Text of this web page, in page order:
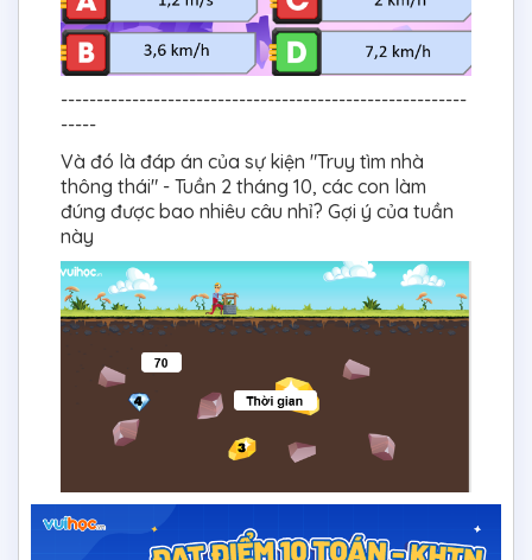
---------------------------------------------------------
-----
Và đó là đáp án của sự kiện "Truy tìm nhà
thông thái" - Tuần 2 tháng 10, các con làm
đúng được bao nhiêu câu nhỉ? Gợi ý của tuần
này